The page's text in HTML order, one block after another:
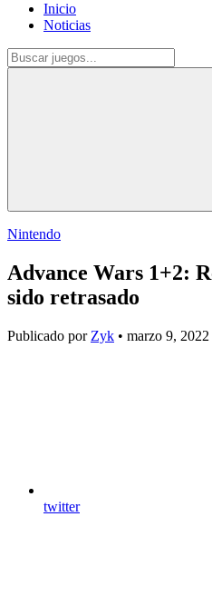
Inicio
Noticias
Nintendo
Advance Wars 1+2:
sido retrasado
Publicado por Zyk • marzo 9, 2022
twitter